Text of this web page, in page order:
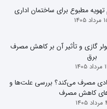
مطبوع برای ساختمان اداری
گازی و تأثیر آن بر کاهش مصرف
برق
1405
مصرف می‌کند؟ بررسی علت‌ها و
کاهش مصرف
1405